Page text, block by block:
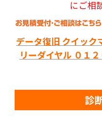
にご相
データ復旧 クイック
リーダイヤル ０１
診